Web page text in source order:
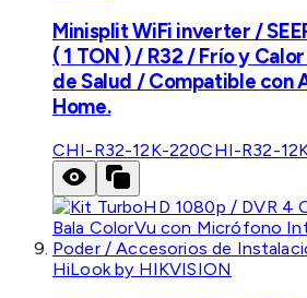
Minisplit WiFi inverter /
( 1 TON ) / R32 / Frío y
de Salud / Compatible con
Home.
CHI-R32-12K-220CHI-R32-
HiLook by HIKVISION